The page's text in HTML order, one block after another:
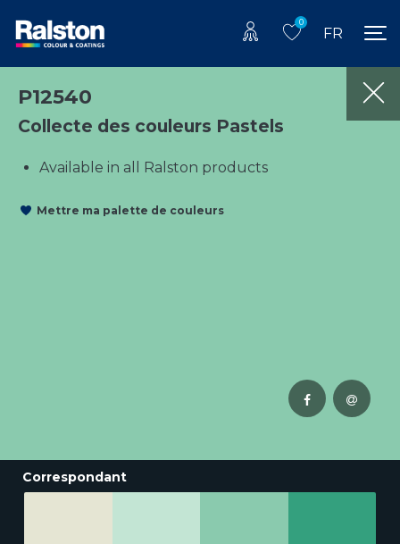
0
FR
P12540
Collecte des couleurs Pastels
Available in all Ralston products
Mettre ma palette de couleurs
Correspondant